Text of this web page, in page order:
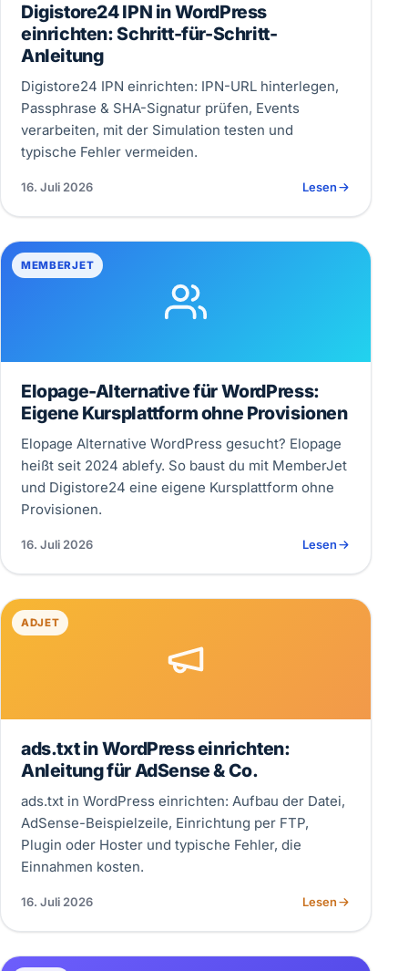
Digistore24 IPN in WordPress
einrichten: Schritt-für-Schritt-
Anleitung
Digistore24 IPN einrichten: IPN-URL hinterlegen,
Passphrase & SHA-Signatur prüfen, Events
verarbeiten, mit der Simulation testen und
typische Fehler vermeiden.
16. Juli 2026 Lesen
MEMBERJET
Elopage-Alternative für WordPress:
Eigene Kursplattform ohne Provisionen
Elopage Alternative WordPress gesucht? Elopage
heißt seit 2024 ablefy. So baust du mit MemberJet
und Digistore24 eine eigene Kursplattform ohne
Provisionen.
16. Juli 2026 Lesen
ADJET
ads.txt in WordPress einrichten:
Anleitung für AdSense & Co.
ads.txt in WordPress einrichten: Aufbau der Datei,
AdSense-Beispielzeile, Einrichtung per FTP,
Plugin oder Hoster und typische Fehler, die
Einnahmen kosten.
16. Juli 2026 Lesen